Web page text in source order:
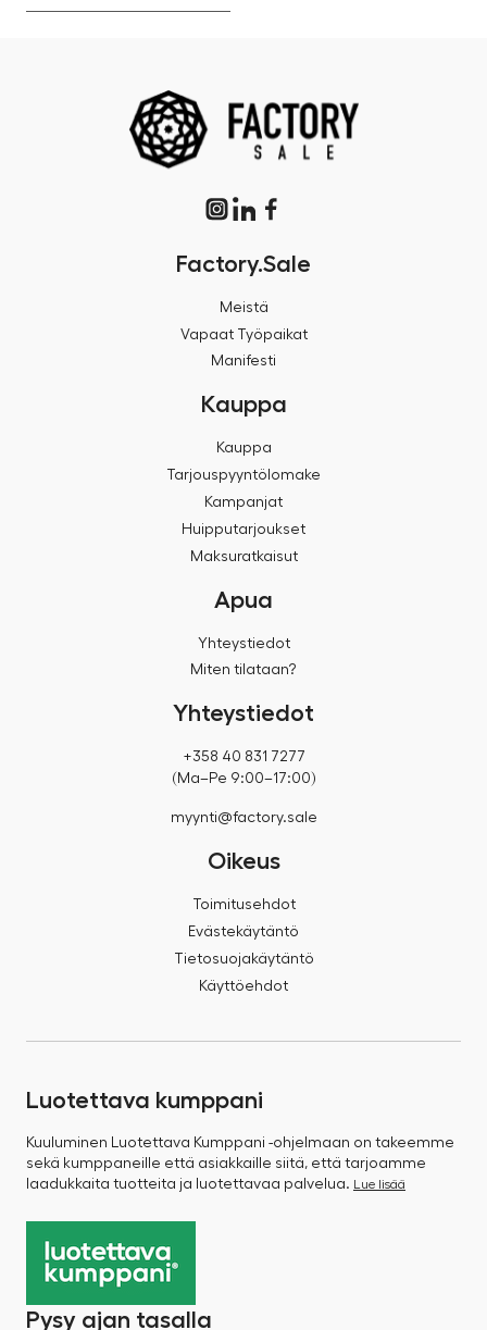
Factory.Sale
Meistä
Vapaat Työpaikat
Manifesti
Kauppa
Kauppa
Tarjouspyyntölomake
Kampanjat
Huipputarjoukset
Maksuratkaisut
Apua
Yhteystiedot
Miten tilataan?
Yhteystiedot
+358 40 831 7277
(Ma–Pe 9:00–17:00)
myynti@factory.sale
Oikeus
Toimitusehdot
Evästekäytäntö
Tietosuojakäytäntö
Käyttöehdot
Luotettava kumppani
Kuuluminen Luotettava Kumppani -ohjelmaan on takeemme
sekä kumppaneille että asiakkaille siitä, että tarjoamme
laadukkaita tuotteita ja luotettavaa palvelua. Lue lisää
Pysy ajan tasalla